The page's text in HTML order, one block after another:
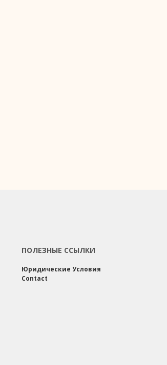
ПОЛЕЗНЫЕ ССЫЛКИ
Юридические Условия
Contact